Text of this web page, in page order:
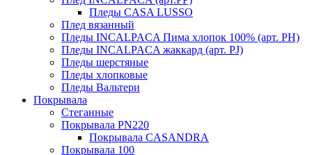
Пледы CASA LUSSO
Плед вязанный
Пледы INCALPACA Пима хлопок 100% (арт. PH)
Пледы INCALPACA жаккард (арт. PJ)
Пледы шерстяные
Пледы хлопковые
Пледы Вальтери
Покрывала
Стеганные
Покрывала PN220
Покрывала CASANDRA
Покрывала 100